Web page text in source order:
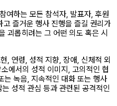
여하는 모든 참석자, 발표자, 후원
즐거운 행사 진행을 즐길 권리가
괴롭히려는 그 어떤 의도 혹은 시
, 연령, 성적 지향, 장애, 신체적 외
에서의 성적 이미지, 고의적인 협
는 녹음, 지속적인 대화 또는 행사
성적 관심 등과 관련된 공격적인